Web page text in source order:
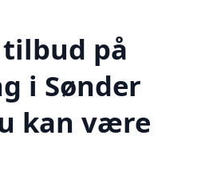
tilbud på
i Sønder
kan være